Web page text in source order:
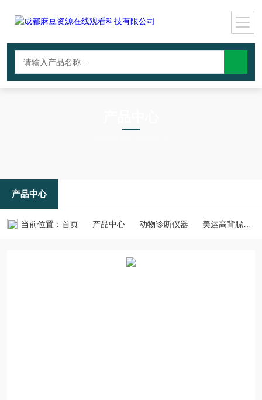
产品中心
当前位置： 首页 产品中心 动物诊断仪器 美运高背膘仪